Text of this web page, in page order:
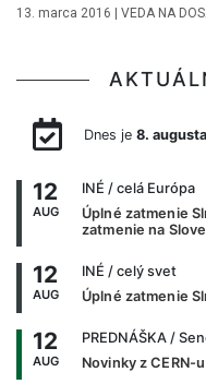
13. marca 2016 | VEDA NA
Dnes je 8. augusta
12
AUG
INÉ / celá Európa
Úplné zatmenie
zatmenie na
12
AUG
INÉ / celý svet
Úplné zatmenie
12
AUG
PREDNÁŠKA /
Novinky z CERN-u